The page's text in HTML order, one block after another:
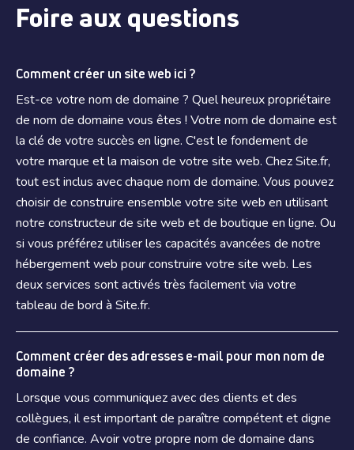
Foire aux questions
Comment créer un site web ici ?
Est-ce votre nom de domaine ? Quel heureux propriétaire
de nom de domaine vous êtes ! Votre nom de domaine est
la clé de votre succès en ligne. C'est le fondement de
votre marque et la maison de votre site web. Chez Site.fr,
tout est inclus avec chaque nom de domaine. Vous pouvez
choisir de construire ensemble votre site web en utilisant
notre constructeur de site web et de boutique en ligne. Ou
si vous préférez utiliser les capacités avancées de notre
hébergement web pour construire votre site web. Les
deux services sont activés très facilement via votre
tableau de bord à Site.fr.
Comment créer des adresses e-mail pour mon nom de
domaine ?
Lorsque vous communiquez avec des clients et des
collègues, il est important de paraître compétent et digne
de confiance. Avoir votre propre nom de domaine dans